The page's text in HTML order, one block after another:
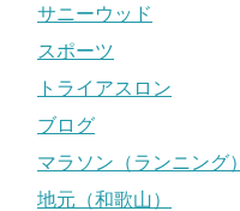
サニーウッド
スポーツ
トライアスロン
ブログ
マラソン（ランニング）
地元（和歌山）